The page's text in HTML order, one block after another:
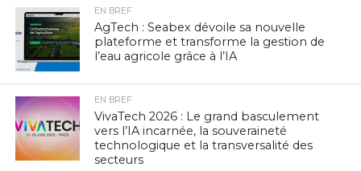
EN BREF
AgTech : Seabex dévoile sa nouvelle
plateforme et transforme la gestion de
l’eau agricole grâce à l’IA
EN BREF
VivaTech 2026 : Le grand basculement
vers l’IA incarnée, la souveraineté
technologique et la transversalité des
secteurs